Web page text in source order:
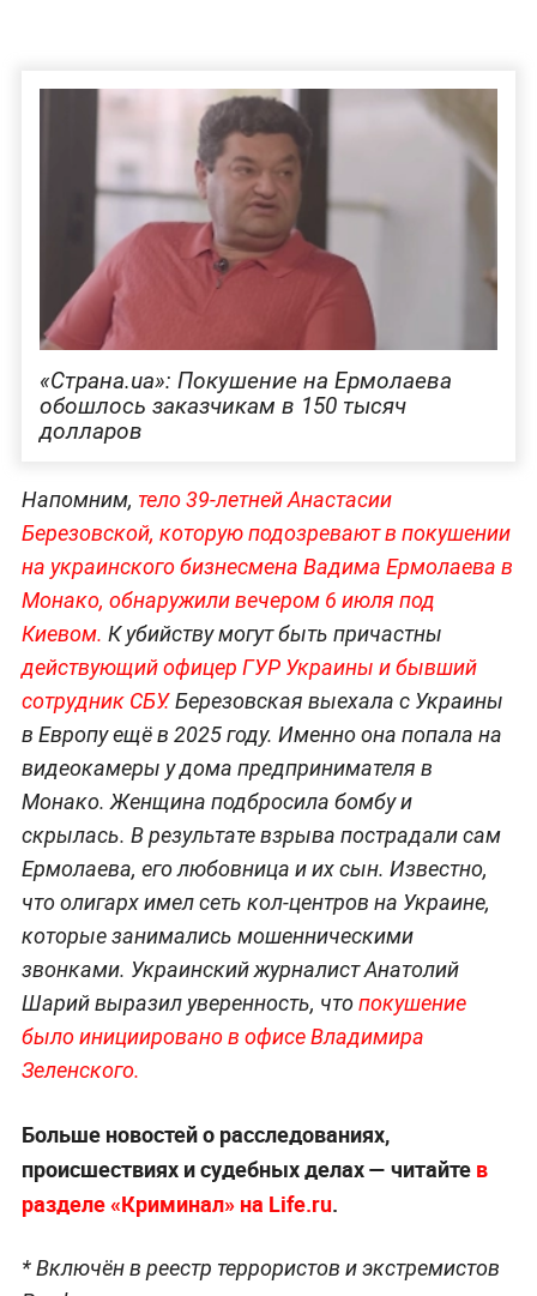
«Страна.ua»: Покушение на Ермолаева
обошлось заказчикам в 150 тысяч
долларов
Напомним, тело 39-летней Анастасии
Березовской, которую подозревают в покушении
на украинского бизнесмена Вадима Ермолаева в
Монако, обнаружили вечером 6 июля под
Киевом. К убийству могут быть причастны
действующий офицер ГУР Украины и бывший
сотрудник СБУ.Березовская выехала с Украины
в Европу ещё в 2025 году. Именно она попала на
видеокамеры у дома предпринимателя в
Монако. Женщина подбросила бомбу и
скрылась. В результате взрыва пострадали сам
Ермолаева, его любовница и их сын. Известно,
что олигарх имел сеть кол-центров на Украине,
которые занимались мошенническими
звонками. Украинский журналист Анатолий
Шарий выразил уверенность, чтопокушение
было инициировано в офисе Владимира
Зеленского.
Больше новостей о расследованиях,
происшествиях и судебных делах — читайте в
разделе «Криминал» на Life.ru.
* Включён в реестр террористов и экстремистов